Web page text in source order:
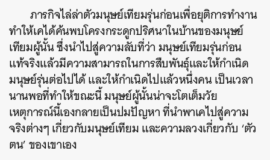
ภารกิจไล่ล่าตัวมนุษย์เทียมรุ่นก่อนเพื่อยุติการทำงาน
ทำให้เคได้ค้นพบโครงกระดูกปริศนาในบ้านของมนุษย์
เทียมผู้นั้น ซึ่งนำไปสู่ความลับที่ว่า มนุษย์เทียมรุ่นก่อน
แท้จริงแล้วมีความสามารถในการสืบพันธุ์และให้กำเนิด
มนุษย์รุ่นต่อไปได้ และให้กำเนิดไปแล้วหนึ่งคน เป็นเวลา
นานพอที่ทำให้ขณะนี้ มนุษย์ผู้นั้นน่าจะโตเต็มวัย
เหตุการณ์นี้เองกลายเป็นปมปัญหา ที่นำพาเคไปสู่ความ
จริงต่างๆ เกี่ยวกับมนุษย์เทียม และความลวงเกี่ยวกับ ‘ตัว
ตน’ ของเขาเอง